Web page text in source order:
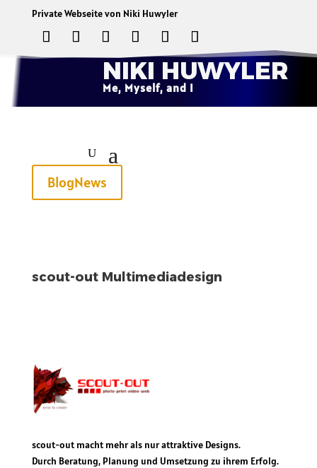
Private Webseite von Niki Huwyler
NIKI HUWYLER
Me, Myself, and I
BlogNews
scout-out Multimediadesign
scout-out macht mehr als nur attraktive Designs.
Durch Beratung, Planung und Umsetzung zu ihrem Erfolg.